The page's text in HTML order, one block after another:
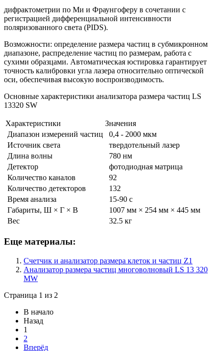
дифрактометрии по Ми и Фраунгоферу в сочетании с
регистрацией дифференциальной интенсивности
поляризованного света (PIDS).
Возможности: определение размера частиц в субмикронном
диапазоне, распределение частиц по размерам, работа с
сухими образцами. Автоматическая юстировка гарантирует
точность калибровки угла лазера относительно оптической
оси, обеспечивая высокую воспроизводимость.
Основные характеристики анализатора размера частиц LS
13320 SW
Характеристики
Значения
Диапазон измерений частиц
0,4 - 2000 мкм
Источник света
твердотельный лазер
Длина волны
780 нм
Детектор
фотодиодная матрица
Количество каналов
92
Количество детекторов
132
Время анализа
15-90 с
Габариты, Ш × Г × В
1007 мм × 254 мм × 445 мм
Вес
32.5 кг
Еще материалы:
Счетчик и анализатор размера клеток и частиц Z1
Анализатор размера частиц многоволновый LS 13 320
MW
Страница 1 из 2
В начало
Назад
1
2
Вперёд